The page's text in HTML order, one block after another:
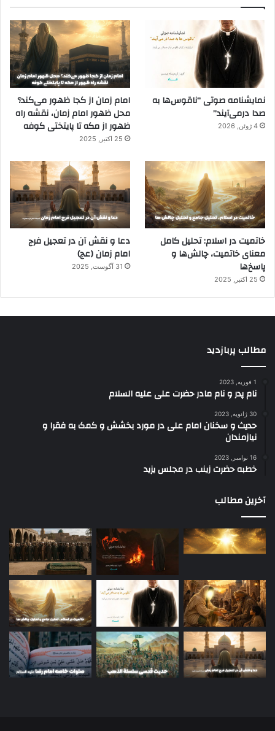
نمایشنامه صوتی “ناقوس‌ها به
صدا در‌می‌آیند”
4 ژوئن, 2026
امام زمان از کجا ظهور می‌کند؟
محل ظهور امام زمان، نقشه راه
ظهور از مکه تا پایتختی کوفه
25 اکتبر, 2025
خاتمیت در اسلام: تحلیل کامل
معنای خاتمیت، چالش‌ها و
پاسخ‌ها
25 اکتبر, 2025
دعا و نقش آن در تعجیل فرج
امام زمان (عج)
31 آگوست, 2025
مطالب پربازدید
1 فوریه, 2023
نام پدر و نام مادر حضرت علی علیه السلام
30 ژانویه, 2023
حدیث و سخنان امام علی در مورد بخشش و کمک به فقرا و
نیازمندان
16 نوامبر, 2023
خطبه حضرت زینب در مجلس یزید
آخرین مطالب